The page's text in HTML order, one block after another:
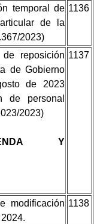
temporal de
de la
2023)
1136
de reposición
de Gobierno
de 2023
de personal
2023)
Y
1137
modificación 1138